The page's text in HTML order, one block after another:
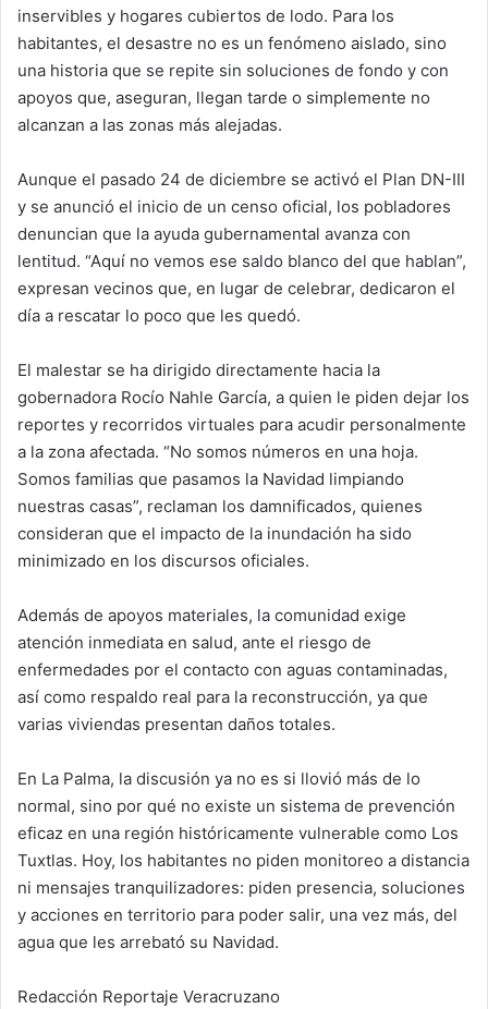
inservibles y hogares cubiertos de lodo. Para los
habitantes, el desastre no es un fenómeno aislado, sino
una historia que se repite sin soluciones de fondo y con
apoyos que, aseguran, llegan tarde o simplemente no
alcanzan a las zonas más alejadas.
Aunque el pasado 24 de diciembre se activó el Plan DN-III
y se anunció el inicio de un censo oficial, los pobladores
denuncian que la ayuda gubernamental avanza con
lentitud. “Aquí no vemos ese saldo blanco del que hablan”,
expresan vecinos que, en lugar de celebrar, dedicaron el
día a rescatar lo poco que les quedó.
El malestar se ha dirigido directamente hacia la
gobernadora Rocío Nahle García, a quien le piden dejar los
reportes y recorridos virtuales para acudir personalmente
a la zona afectada. “No somos números en una hoja.
Somos familias que pasamos la Navidad limpiando
nuestras casas”, reclaman los damnificados, quienes
consideran que el impacto de la inundación ha sido
minimizado en los discursos oficiales.
Además de apoyos materiales, la comunidad exige
atención inmediata en salud, ante el riesgo de
enfermedades por el contacto con aguas contaminadas,
así como respaldo real para la reconstrucción, ya que
varias viviendas presentan daños totales.
En La Palma, la discusión ya no es si llovió más de lo
normal, sino por qué no existe un sistema de prevención
eficaz en una región históricamente vulnerable como Los
Tuxtlas. Hoy, los habitantes no piden monitoreo a distancia
ni mensajes tranquilizadores: piden presencia, soluciones
y acciones en territorio para poder salir, una vez más, del
agua que les arrebató su Navidad.
Redacción Reportaje Veracruzano